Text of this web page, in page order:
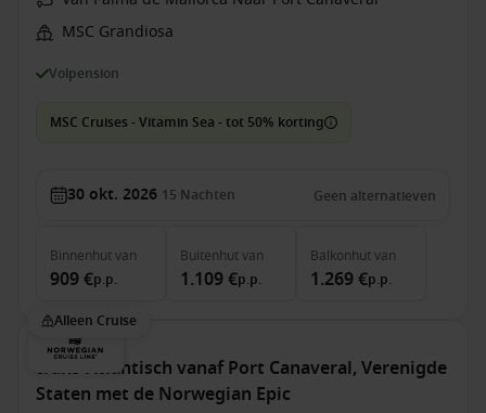
MSC Grandiosa
Volpension
MSC Cruises - Vitamin Sea - tot 50% korting
30 okt. 2026 15 Nachten Geen alternatieven
Binnenhutvan
909 €p.p.
Buitenhutvan
1.109 €p.p.
Balkonhutvan
1.269 €p.p.
Alleen Cruise
trans-Atlantisch vanaf Port Canaveral, Verenigde
Staten met de Norwegian Epic